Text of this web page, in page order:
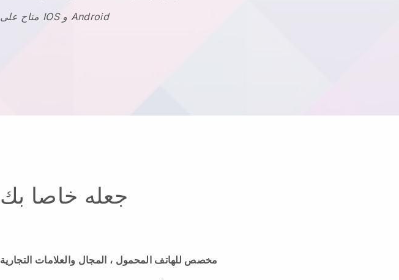
متاح على IOS و Android
جعله خاصا بك
مخصص للهاتف المحمول ، المجال والعلامات التجارية